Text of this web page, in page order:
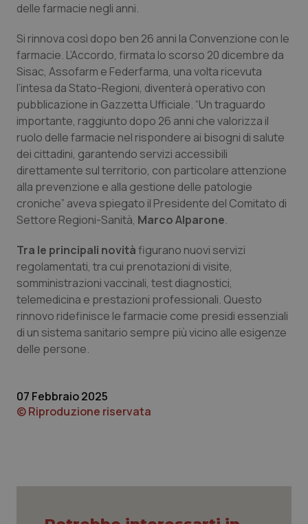
Lazio
Liguria
Lombardia
Marche
Molise
Provincia Autonoma di Bolzano
Provincia Autonoma di Trento
Puglia
Sicilia
Umbria
Diabete & glucometri
Disturbi dell’umore
Dolore
Donna & Salute
Epatiti
Infezioni & Febbre
Ipertensione & Scompenso
Malattie rare
Neuroscienze & patologie neurodegenerative
Oftalmologia
delle farmacie negli anni.
Si rinnova così dopo ben 26 anni la Convenzione con le
farmacie. L’Accordo, firmata lo scorso 20 dicembre da
Sisac, Assofarm e Federfarma, una volta ricevuta
l’intesa da Stato-Regioni, diventerà operativo con
pubblicazione in Gazzetta Ufficiale. “Un traguardo
importante, raggiunto dopo 26 anni che valorizza il
ruolo delle farmacie nel rispondere ai bisogni di salute
dei cittadini, garantendo servizi accessibili
direttamente sul territorio, con particolare attenzione
alla prevenzione e alla gestione delle patologie
croniche” aveva spiegato il Presidente del Comitato di
Settore Regioni-Sanità, Marco Alparone.
Tra le principali novitàfigurano nuovi servizi
regolamentati, tra cui prenotazioni di visite,
somministrazioni vaccinali, test diagnostici,
telemedicina e prestazioni professionali. Questo
rinnovo ridefinisce le farmacie come presidi essenziali
di un sistema sanitario sempre più vicino alle esigenze
delle persone.
07 Febbraio 2025
© Riproduzione riservata